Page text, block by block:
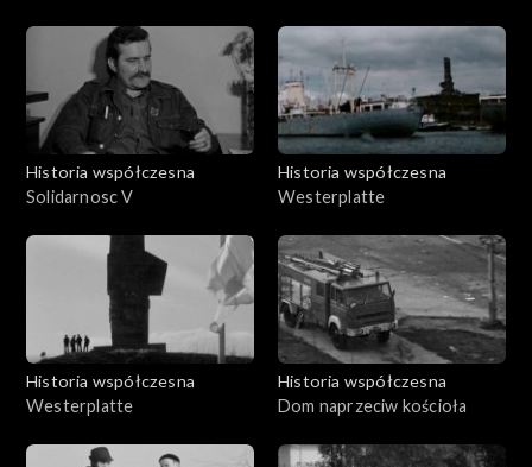
Historia współczesna
Solidarnosc V
Historia współczesna
Westerplatte
Historia współczesna
Westerplatte
Historia współczesna
Dom naprzeciw kościoła